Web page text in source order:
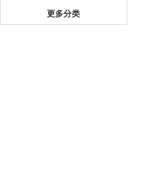
更多分类